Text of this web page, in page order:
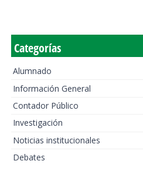
Categorías
Alumnado
Información General
Contador Público
Investigación
Noticias institucionales
Debates